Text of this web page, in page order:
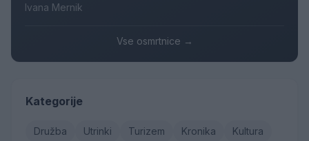
Ivana Mernik
Vse osmrtnice →
Kategorije
Družba Utrinki Turizem Kronika
Kultura